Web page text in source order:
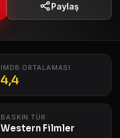
Paylaş
IMDB ORTALAMASI
4,4
BASKIN TÜR
Western Filmler